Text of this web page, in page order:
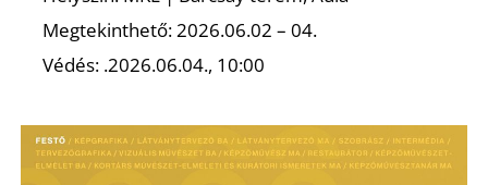
Megtekinthető: 2026.06.02 – 04.
Védés: .2026.06.04., 10:00